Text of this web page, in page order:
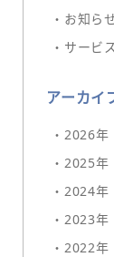
・お知ら
・サービ
アーカイ
・2026年
・2025年
・2024年
・2023年
・2022年